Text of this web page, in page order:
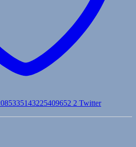
2 Twitter